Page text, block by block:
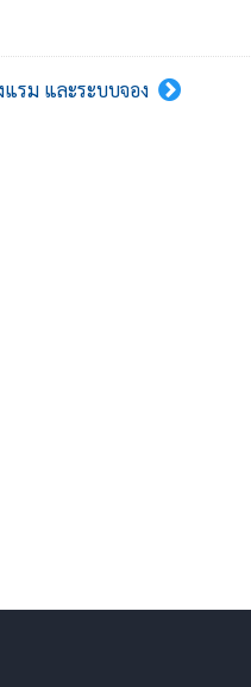
แรม และระบบจอง